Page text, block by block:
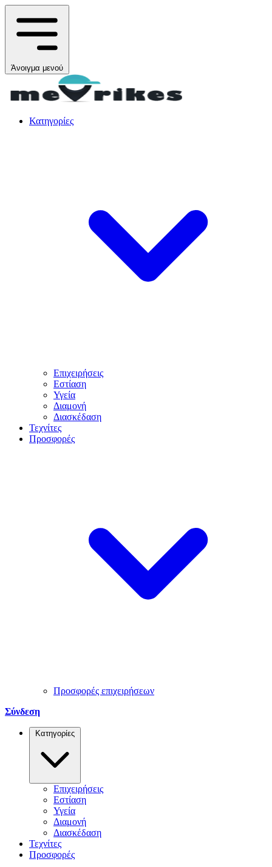
Άνοιγμα μενού
Κατηγορίες
Επιχειρήσεις
Εστίαση
Υγεία
Διαμονή
Διασκέδαση
Τεχνίτες
Προσφορές
Προσφορές επιχειρήσεων
Σύνδεση
Κατηγορίες
Επιχειρήσεις
Εστίαση
Υγεία
Διαμονή
Διασκέδαση
Τεχνίτες
Προσφορές